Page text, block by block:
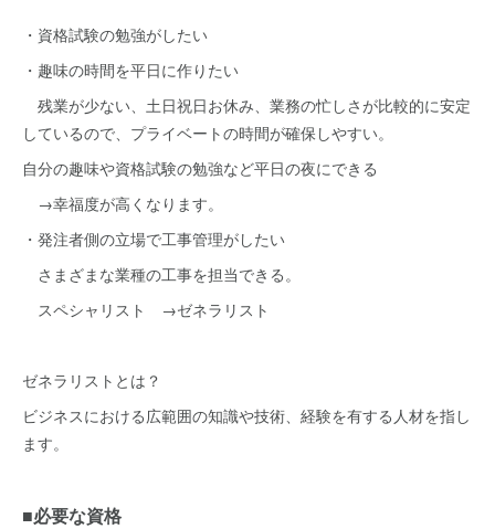
・資格試験の勉強がしたい
・趣味の時間を平日に作りたい
残業が少ない、土日祝日お休み、業務の忙しさが比較的に安定
しているので、プライベートの時間が確保しやすい。
自分の趣味や資格試験の勉強など平日の夜にできる
→幸福度が高くなります。
・発注者側の立場で工事管理がしたい
さまざまな業種の工事を担当できる。
スペシャリスト →ゼネラリスト
ゼネラリストとは？
ビジネスにおける広範囲の知識や技術、経験を有する人材を指し
ます。
■必要な資格